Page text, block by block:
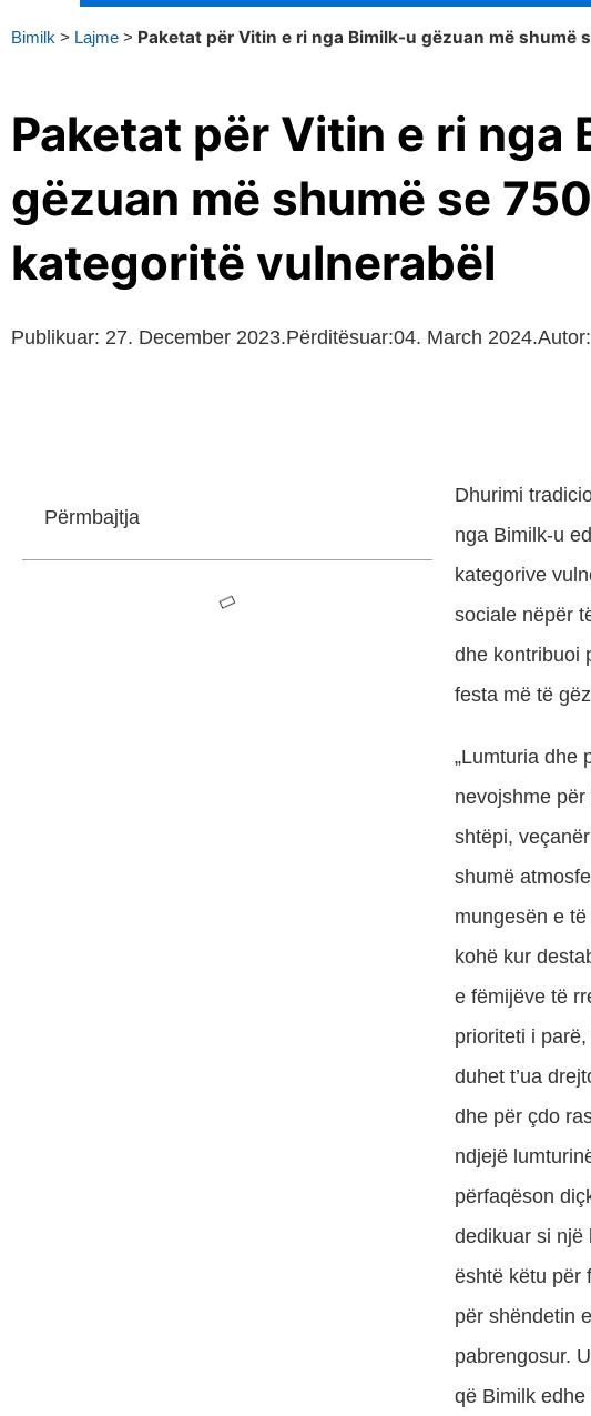
Bimilk > Lajme > Paketat për Vitin e ri nga Bimilk-u gëzuan më shumë
Paketat për Vitin e ri nga
gëzuan më shumë se
kategoritë vulnerabël
Publikuar: 27. December 2023.Përditësuar:04. March 2024.Autor:
Përmbajtja
Dhurimi
nga Bimilk-u
kategorive
sociale nëpër
dhe kontribuoi
festa më të
„Lumturia dhe
nevojshme
shtëpi,
shumë
mungesën e
kohë kur
e fëmijëve të
prioriteti i
duhet t’ua
dhe për çdo
ndjejë
përfaqëson
dedikuar si një
është këtu për
për shëndetin
pabrengosur.
që Bimilk